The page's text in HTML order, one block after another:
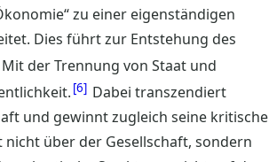
zu einer eigenständigen
Dies führt zur Entstehung des
Mit der Trennung von Staat und
6
Dabei transzendiert
und gewinnt zugleich seine kritische
über der Gesellschaft, sondern